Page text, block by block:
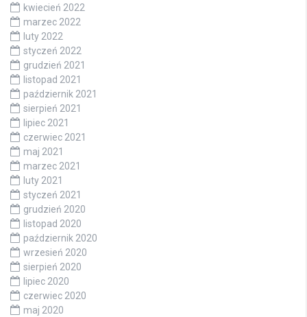
kwiecień 2022
marzec 2022
luty 2022
styczeń 2022
grudzień 2021
listopad 2021
październik 2021
sierpień 2021
lipiec 2021
czerwiec 2021
maj 2021
marzec 2021
luty 2021
styczeń 2021
grudzień 2020
listopad 2020
październik 2020
wrzesień 2020
sierpień 2020
lipiec 2020
czerwiec 2020
maj 2020